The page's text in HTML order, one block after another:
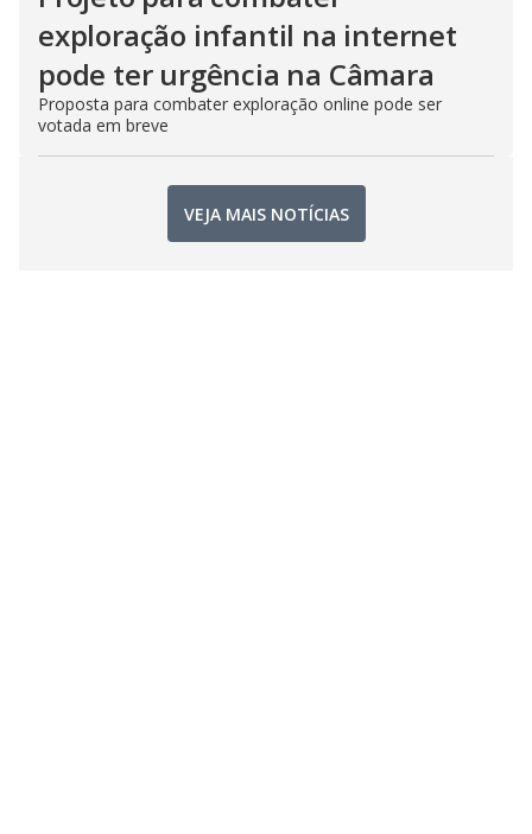
exploração infantil na internet
pode ter urgência na Câmara
Proposta para combater exploração online pode ser
votada em breve
VEJA MAIS NOTÍCIAS